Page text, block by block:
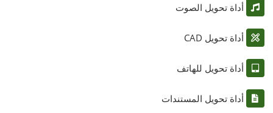
أداة تحويل الصوت
أداة تحويل CAD
أداة تحويل للهاتف
أداة تحويل المستندات